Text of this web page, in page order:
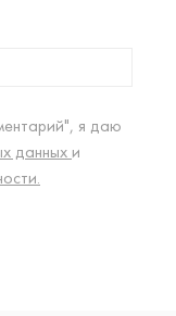
я даю
данных и